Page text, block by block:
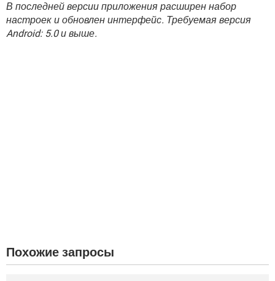
В последней версии приложения расширен набор
настроек и обновлен интерфейс. Требуемая версия
Android: 5.0 и выше.
Похожие запросы